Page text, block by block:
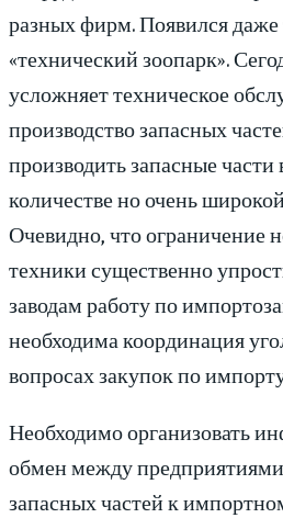
разных фирм. Появился
«технический зоопарк».
усложняет техническое
производство запасных
производить запасные
количестве но очень
Очевидно, что ограничение
техники существенно
заводам работу по
необходима координация
вопросах закупок по
Необходимо организовать
обмен между
запасных частей к